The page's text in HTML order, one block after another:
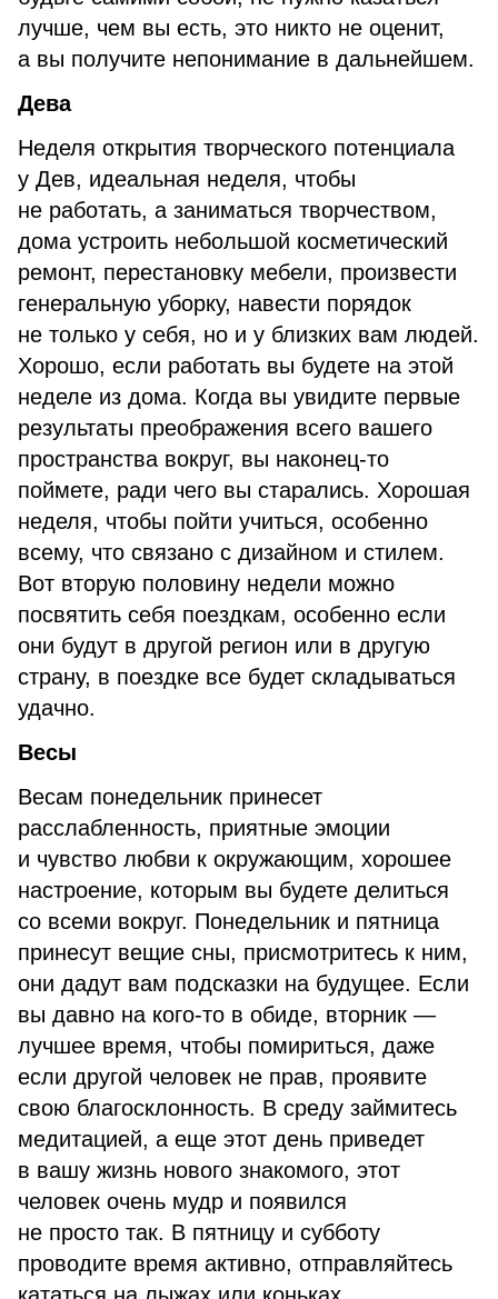
лучше, чем вы есть, это никто не оценит,
а вы получите непонимание в дальнейшем.
Дева
Неделя открытия творческого потенциала
у Дев, идеальная неделя, чтобы
не работать, а заниматься творчеством,
дома устроить небольшой косметический
ремонт, перестановку мебели, произвести
генеральную уборку, навести порядок
не только у себя, но и у близких вам людей.
Хорошо, если работать вы будете на этой
неделе из дома. Когда вы увидите первые
результаты преображения всего вашего
пространства вокруг, вы наконец-то
поймете, ради чего вы старались. Хорошая
неделя, чтобы пойти учиться, особенно
всему, что связано с дизайном и стилем.
Вот вторую половину недели можно
посвятить себя поездкам, особенно если
они будут в другой регион или в другую
страну, в поездке все будет складываться
удачно.
Весы
Весам понедельник принесет
расслабленность, приятные эмоции
и чувство любви к окружающим, хорошее
настроение, которым вы будете делиться
со всеми вокруг. Понедельник и пятница
принесут вещие сны, присмотритесь к ним,
они дадут вам подсказки на будущее. Если
вы давно на кого-то в обиде, вторник —
лучшее время, чтобы помириться, даже
если другой человек не прав, проявите
свою благосклонность. В среду займитесь
медитацией, а еще этот день приведет
в вашу жизнь нового знакомого, этот
человек очень мудр и появился
не просто так. В пятницу и субботу
проводите время активно, отправляйтесь